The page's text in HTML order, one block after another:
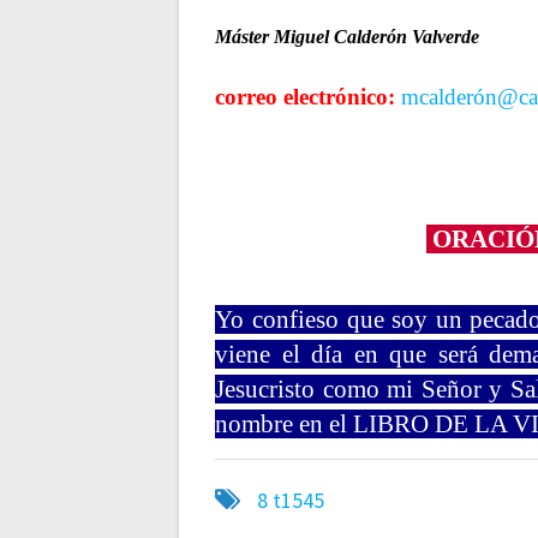
Máster Miguel Calderón Valverde
correo electrónico:
Yo confieso que soy un
viene el día en que será
Jesucristo como mi Señor y
nombre en el LIBRO DE LA
8 t1545